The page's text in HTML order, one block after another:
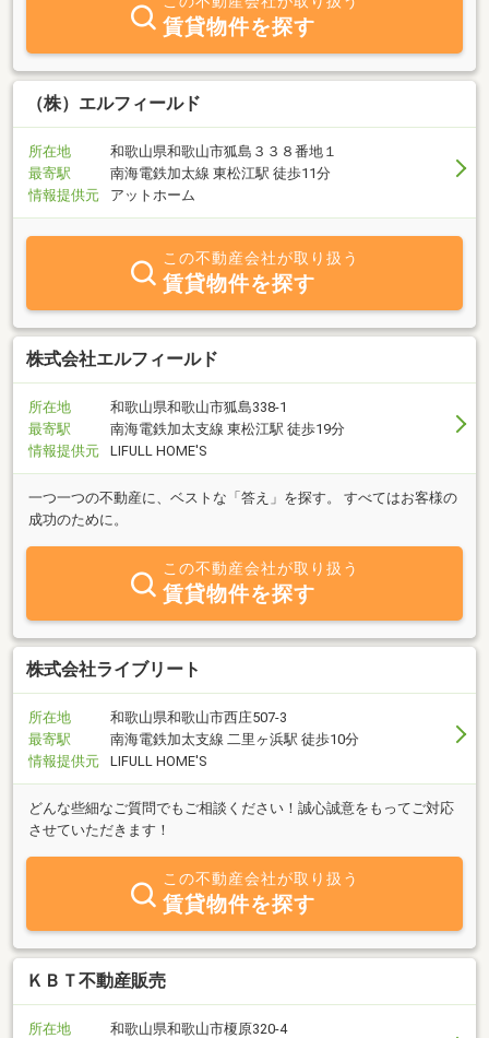
賃貸物件を探す
（株）エルフィールド
所在地
和歌山県和歌山市狐島３３８番地１
最寄駅
南海電鉄加太線 東松江駅 徒歩11分
情報提供元
アットホーム
この不動産会社が取り扱う
賃貸物件を探す
株式会社エルフィールド
所在地
和歌山県和歌山市狐島338-1
最寄駅
南海電鉄加太支線 東松江駅 徒歩19分
情報提供元
LIFULL HOME'S
一つ一つの不動産に、ベストな「答え」を探す。 すべてはお客様の
成功のために。
この不動産会社が取り扱う
賃貸物件を探す
株式会社ライブリート
所在地
和歌山県和歌山市西庄507-3
最寄駅
南海電鉄加太支線 二里ヶ浜駅 徒歩10分
情報提供元
LIFULL HOME'S
どんな些細なご質問でもご相談ください！誠心誠意をもってご対応
させていただきます！
この不動産会社が取り扱う
賃貸物件を探す
ＫＢＴ不動産販売
所在地
和歌山県和歌山市榎原320-4